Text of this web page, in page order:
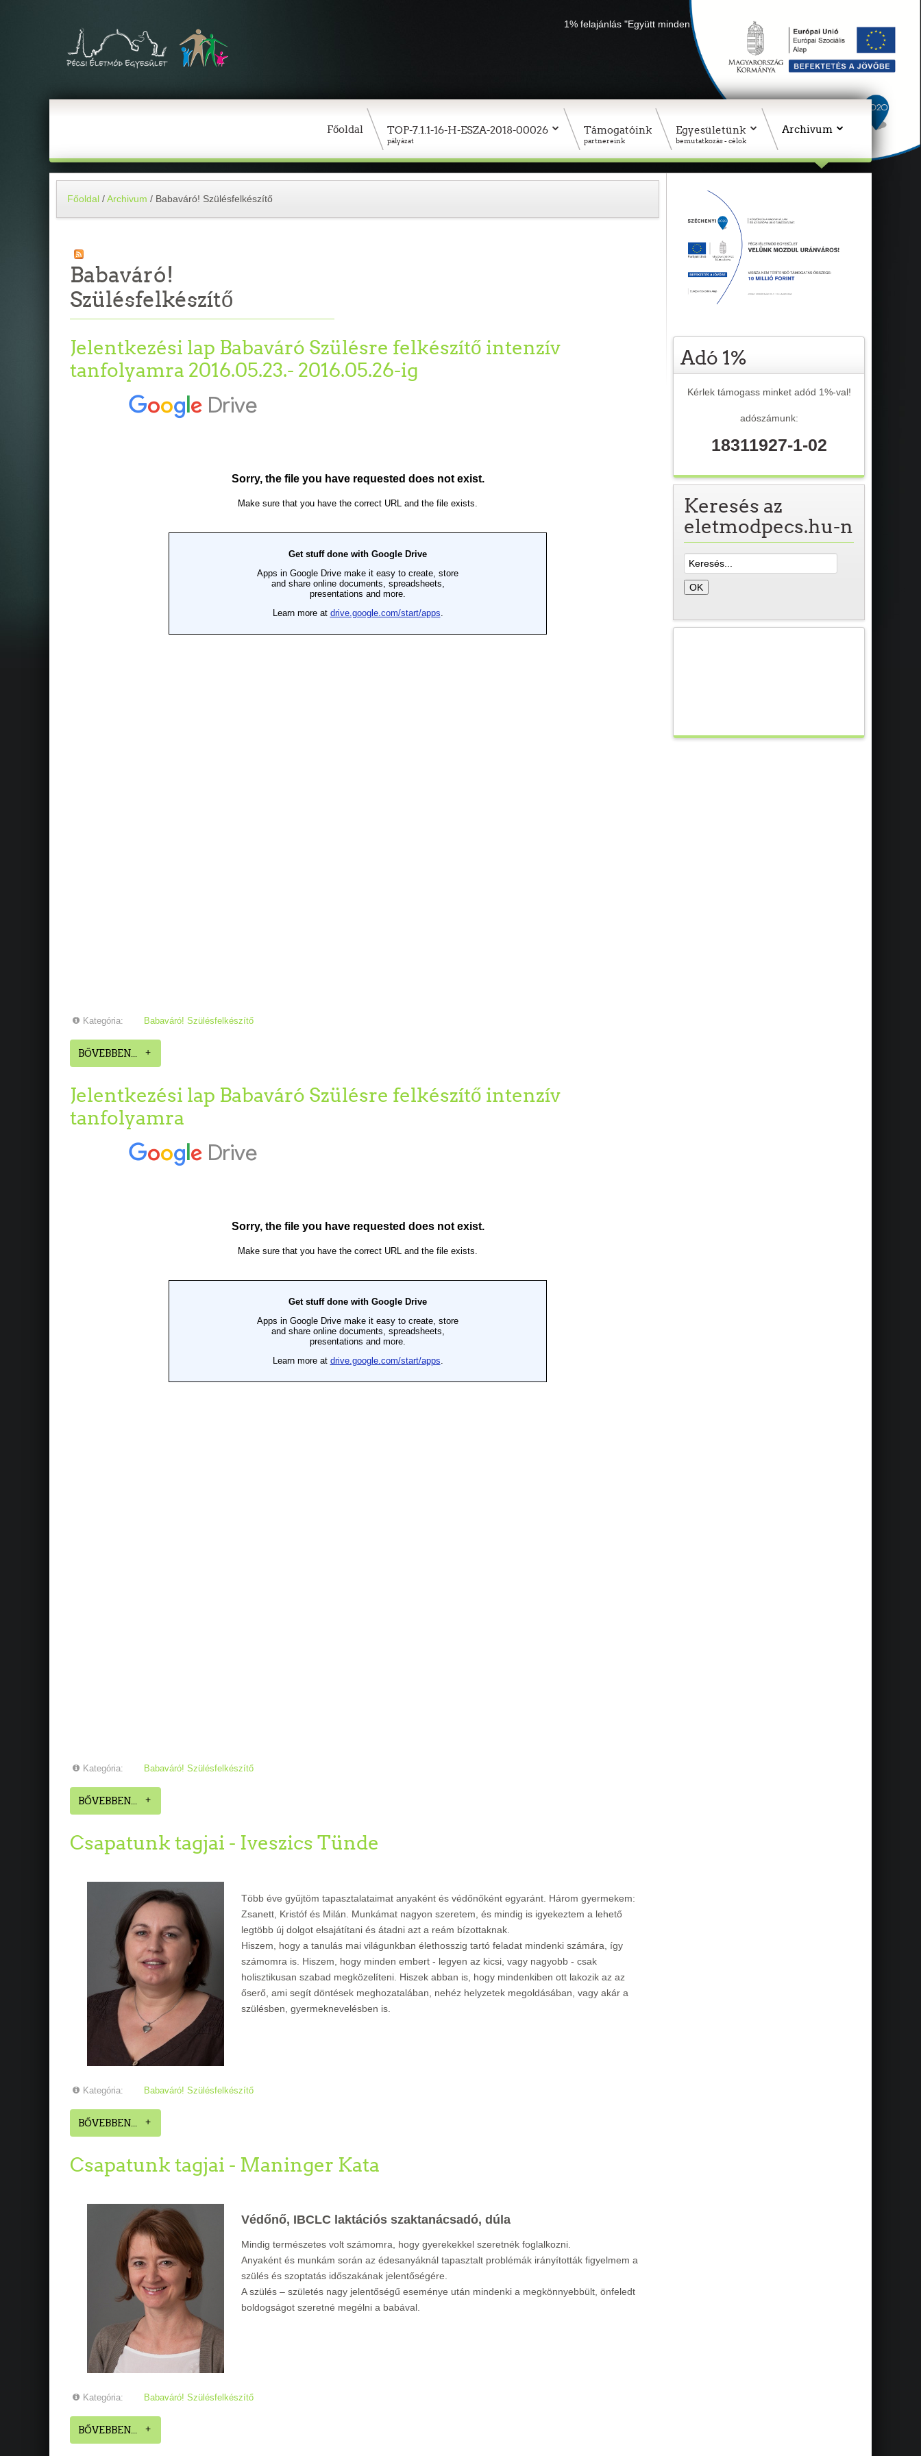
1% felajánlás "Együtt minden sikerül" Adószámunk: 18311927-1-02
Főoldal TOP-7.1.1-16-H-ESZA-2018-00026
pályázat
Támogatóink
partnereink
Egyesületünk
bemutatkozás - célok
Archivum
Főoldal /Archivum / Babaváró! Szülésfelkészítő
Babaváró!
Szülésfelkészítő
Jelentkezési lap Babaváró Szülésre felkészítő intenzív
tanfolyamra 2016.05.23.- 2016.05.26-ig
Kategória: Babaváró! Szülésfelkészítő
BŐVEBBEN...
Jelentkezési lap Babaváró Szülésre felkészítő intenzív
tanfolyamra
Kategória: Babaváró! Szülésfelkészítő
BŐVEBBEN...
Csapatunk tagjai - Iveszics Tünde
Több éve gyűjtöm tapasztalataimat anyaként és védőnőként egyaránt. Három gyermekem:
Zsanett, Kristóf és Milán. Munkámat nagyon szeretem, és mindig is igyekeztem a lehető
legtöbb új dolgot elsajátítani és átadni azt a reám bízottaknak.
Hiszem, hogy a tanulás mai világunkban élethosszig tartó feladat mindenki számára, így
számomra is. Hiszem, hogy minden embert - legyen az kicsi, vagy nagyobb - csak
holisztikusan szabad megközelíteni. Hiszek abban is, hogy mindenkiben ott lakozik az az
őserő, ami segít döntések meghozatalában, nehéz helyzetek megoldásában, vagy akár a
szülésben, gyermeknevelésben is.
Kategória: Babaváró! Szülésfelkészítő
BŐVEBBEN...
Csapatunk tagjai - Maninger Kata
Védőnő, IBCLC laktációs szaktanácsadó, dúla
Mindig természetes volt számomra, hogy gyerekekkel szeretnék foglalkozni.
Anyaként és munkám során az édesanyáknál tapasztalt problémák irányították figyelmem a
szülés és szoptatás időszakának jelentőségére.
A szülés – születés nagy jelentőségű eseménye után mindenki a megkönnyebbült, önfeledt
boldogságot szeretné megélni a babával.
Kategória: Babaváró! Szülésfelkészítő
BŐVEBBEN...
Adó 1%
Kérlek támogass minket adód 1%-val!
adószámunk:
18311927-1-02
Keresés az
eletmodpecs.hu-n